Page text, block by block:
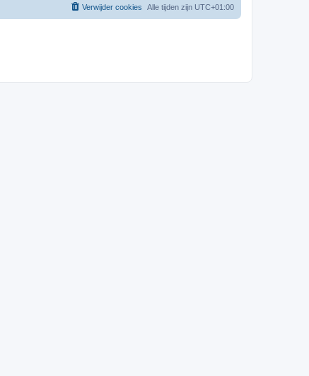
Alle tijden zijn UTC+01:00
Verwijder cookies